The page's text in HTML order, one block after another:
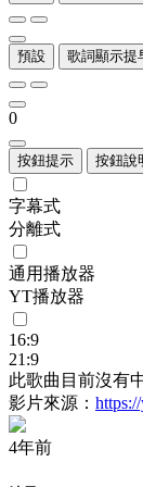
預設 歌詞顯示提
0
按鈕提示 按鈕說
字幕式
分離式
通用播放器
YT播放器
16:9
21:9
此歌曲目前沒有
影片來源：
4年前